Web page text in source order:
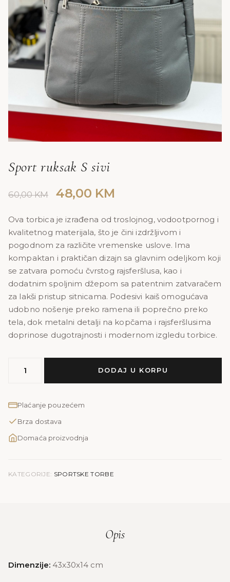
Sport ruksak S sivi
60,00KM
Original
was:
60,00 KM.
48,00 KM
is:
48,00 KM.
Ova torbica je izrađena od troslojnog, vodootpornog i
kvalitetnog materijala, što je čini izdržljivom i
pogodnom za različite vremenske uslove. Ima
kompaktan i praktičan dizajn sa glavnim odeljkom koji
se zatvara pomoću čvrstog rajsferšlusa, kao i
dodatnim spoljnim džepom sa patentnim zatvaračem
za lakši pristup sitnicama. Podesivi kaiš omogućava
udobno nošenje preko ramena ili poprečno preko
tela, dok metalni detalji na kopčama i rajsferšlusima
doprinose dugotrajnosti i modernom izgledu torbice.
ruksak
sivi
DODAJ U KORPU
Plaćanje pouzećem
Brza dostava
Domaća proizvodnja
KATEGORIJE: SPORTSKE TORBE
Opis
Dimenzije: 43x30x14 cm